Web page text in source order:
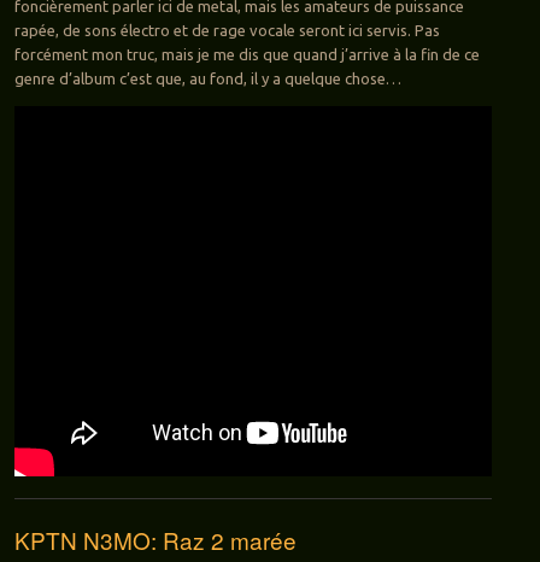
foncièrement parler ici de metal, mais les amateurs de puissance
rapée, de sons électro et de rage vocale seront ici servis. Pas
forcément mon truc, mais je me dis que quand j’arrive à la fin de ce
genre d’album c’est que, au fond, il y a quelque chose…
KPTN N3MO: Raz 2 marée